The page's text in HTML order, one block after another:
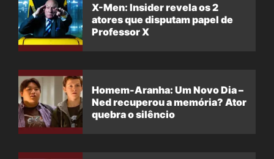
X-Men: Insider revela os 2
atores que disputam papel de
Professor X
Homem-Aranha: Um Novo Dia –
Ned recuperou a memória? Ator
quebra o silêncio